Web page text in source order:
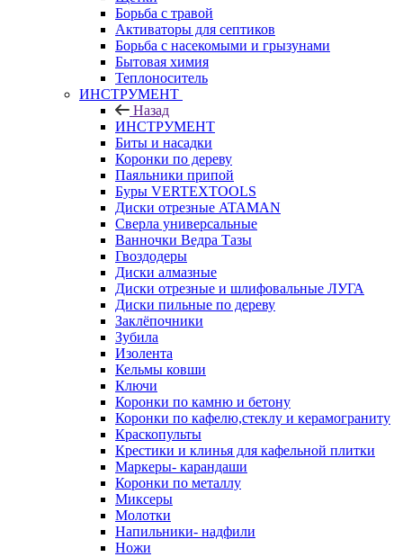
Борьба с травой
Активаторы для септиков
Борьба с насекомыми и грызунами
Бытовая химия
Теплоноситель
ИНСТРУМЕНТ
Назад
ИНСТРУМЕНТ
Биты и насадки
Коронки по дереву
Паяльники припой
Буры VERTEXTOOLS
Диски отрезные ATAMAN
Сверла универсальные
Ванночки Ведра Тазы
Гвоздодеры
Диски алмазные
Диски отрезные и шлифовальные ЛУГА
Диски пильные по дереву
Заклёпочники
Зубила
Изолента
Кельмы ковши
Ключи
Коронки по камню и бетону
Коронки по кафелю,стеклу и керамограниту
Краскопульты
Крестики и клинья для кафельной плитки
Маркеры- карандаши
Коронки по металлу
Миксеры
Молотки
Напильники- надфили
Ножи